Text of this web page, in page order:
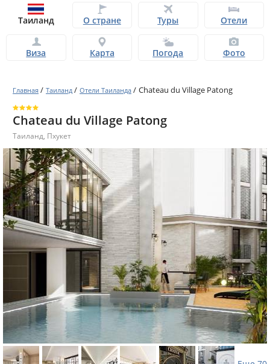
Таиланд О стране Туры Отели
Виза Карта Погода Фото
Главная / Таиланд / Отели Таиланда / Chateau du Village Patong
Chateau du Village Patong
Таиланд, Пхукет